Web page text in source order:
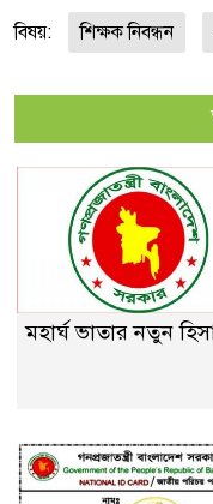
বিষয়: শিক্ষক নিবন্ধন
মহার্ঘ ভাতার নতুন